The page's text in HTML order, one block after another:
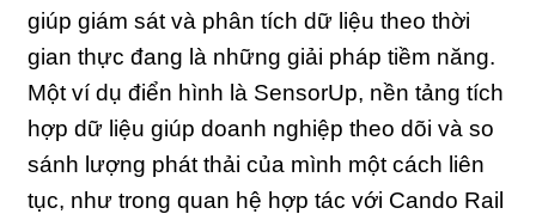
giúp giám sát và phân tích dữ liệu theo thời
gian thực đang là những giải pháp tiềm năng.
Một ví dụ điển hình là SensorUp, nền tảng tích
hợp dữ liệu giúp doanh nghiệp theo dõi và so
sánh lượng phát thải của mình một cách liên
tục, như trong quan hệ hợp tác với Cando Rail